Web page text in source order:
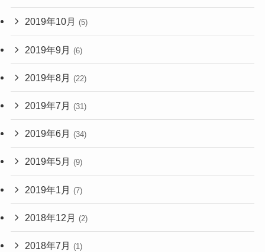
2019年10月 (5)
2019年9月 (6)
2019年8月 (22)
2019年7月 (31)
2019年6月 (34)
2019年5月 (9)
2019年1月 (7)
2018年12月 (2)
2018年7月 (1)